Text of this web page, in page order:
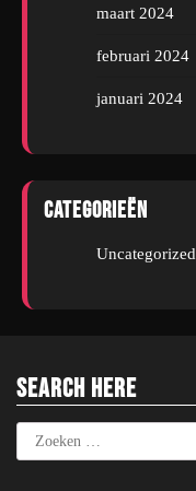
maart 2024
februari 2024
januari 2024
Categorieën
Uncategorized
Search Here
Zoeken
naar: